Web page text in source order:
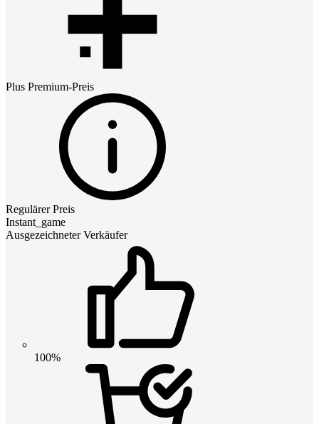
Plus Premium-Preis
Regulärer Preis
Instant_game
Ausgezeichneter Verkäufer
100%